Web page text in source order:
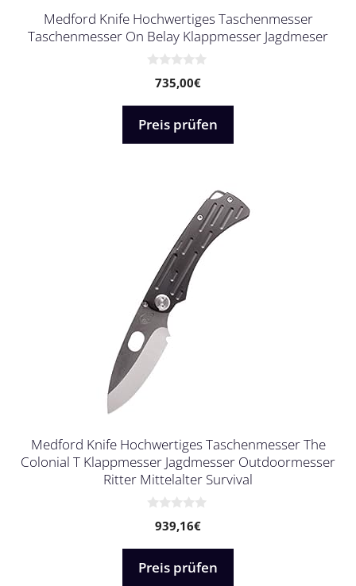
Medford Knife Hochwertiges Taschenmesser
Taschenmesser On Belay Klappmesser Jagdmeser
n
5
735,00€
Preis prüfen
Medford Knife Hochwertiges Taschenmesser The
Colonial T Klappmesser Jagdmesser Outdoormesser
Ritter Mittelalter Survival
n
5
939,16€
Preis prüfen